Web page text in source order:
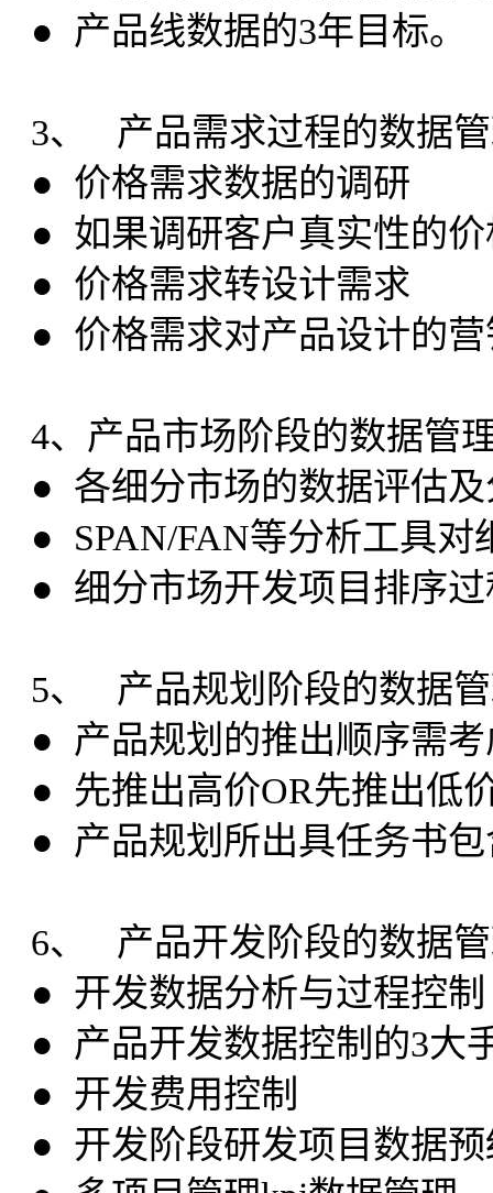
● 产品线数据的3年目标。
3、 产品需求过程的数据
● 价格需求数据的调研
● 如果调研客户真实性的
● 价格需求转设计需求
● 价格需求对产品设计的营
4、产品市场阶段的数据管
● 各细分市场的数据评估
● SPAN/FAN等分析工具对
● 细分市场开发项目排序
5、 产品规划阶段的数据
● 产品规划的推出顺序需
● 先推出高价OR先推出低
● 产品规划所出具任务书
6、 产品开发阶段的数据
● 开发数据分析与过程控制
● 产品开发数据控制的3大
● 开发费用控制
● 开发阶段研发项目数据